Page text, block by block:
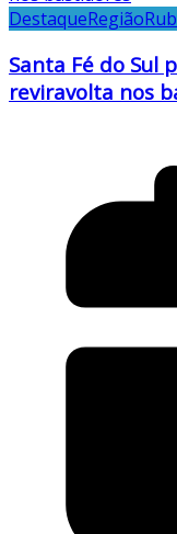
DestaqueRegião
Santa Fé do Sul
reviravolta nos